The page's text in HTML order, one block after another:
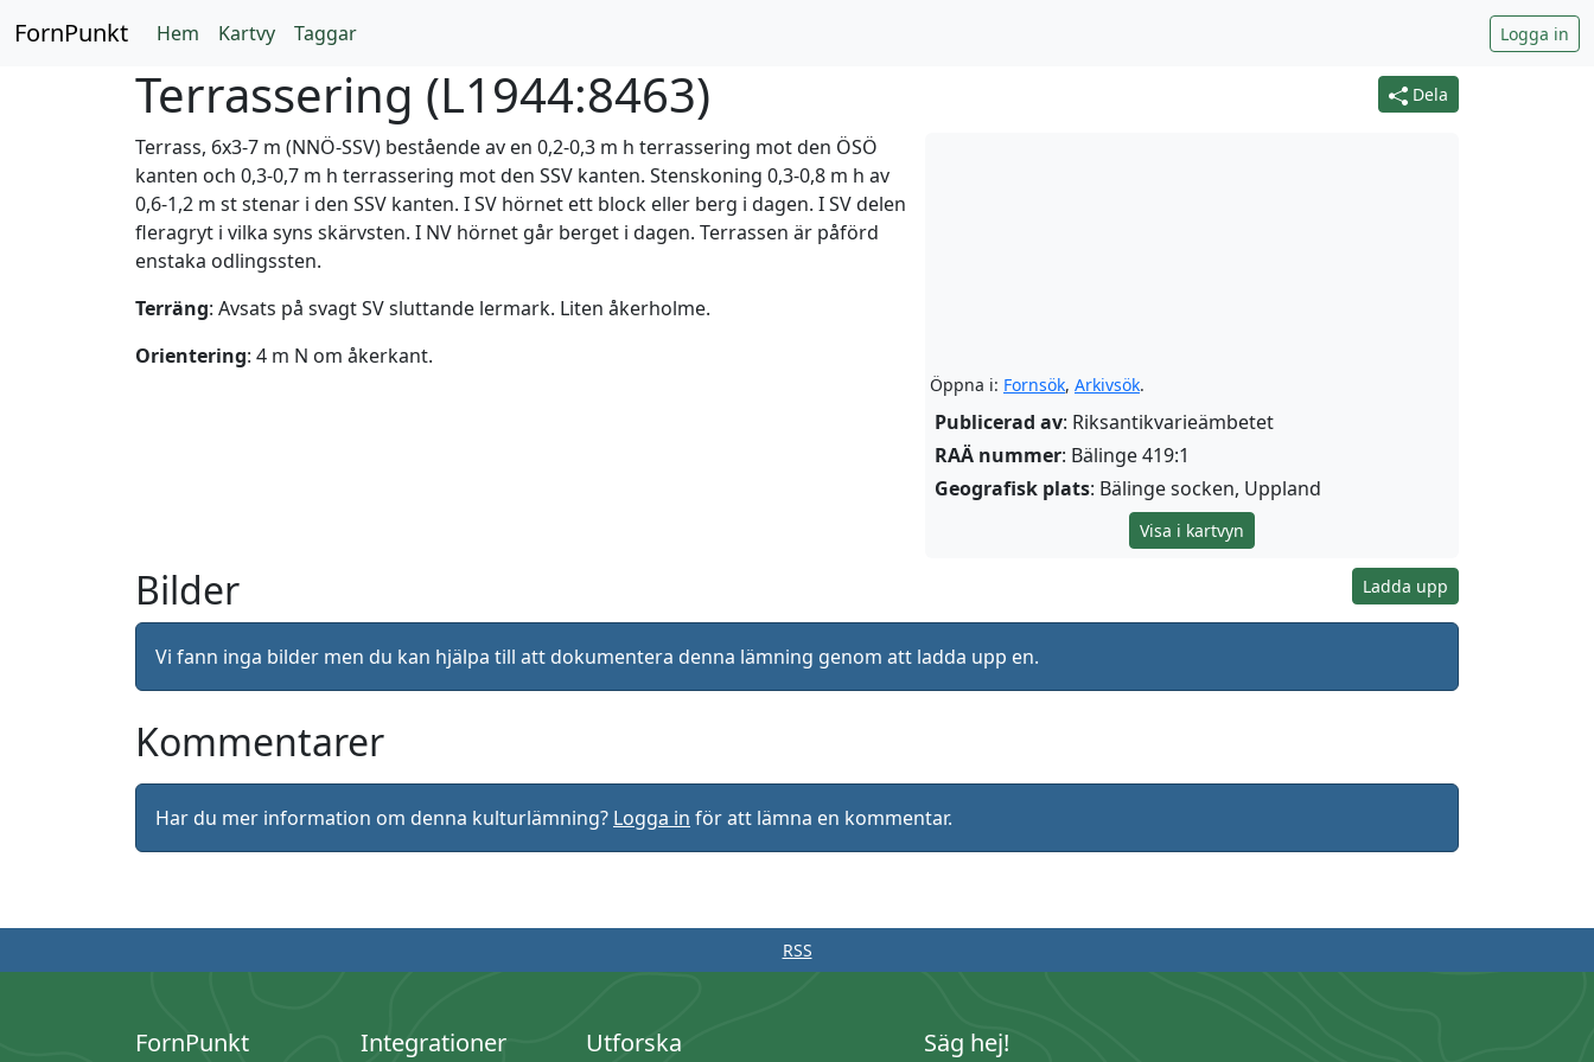
FornPunkt Hem Kartvy Taggar Logga in
Dela
Terrassering (L1944:8463)
Öppna i: Fornsök, Arkivsök.
Publicerad av: Riksantikvarieämbetet
RAÄ nummer: Bälinge 419:1
Geografisk plats: Bälinge socken, Uppland
Visa i kartvyn
Terrass, 6x3-7 m (NNÖ-SSV) bestående av en 0,2-0,3 m h terrassering mot den ÖSÖ
kanten och 0,3-0,7 m h terrassering mot den SSV kanten. Stenskoning 0,3-0,8 m h av
0,6-1,2 m st stenar i den SSV kanten. I SV hörnet ett block eller berg i dagen. I SV delen
fleragryt i vilka syns skärvsten. I NV hörnet går berget i dagen. Terrassen är påförd
enstaka odlingssten.
Terräng: Avsats på svagt SV sluttande lermark. Liten åkerholme.
Orientering: 4 m N om åkerkant.
Ladda upp
Bilder
Vi fann inga bilder men du kan hjälpa till att dokumentera denna lämning genom att ladda upp en.
Kommentarer
Har du mer information om denna kulturlämning? Logga in för att lämna en kommentar.
RSS
FornPunkt Integrationer Utforska Säg hej!